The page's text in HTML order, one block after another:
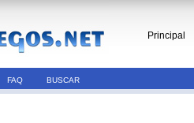
Principal
FAQ BUSCAR